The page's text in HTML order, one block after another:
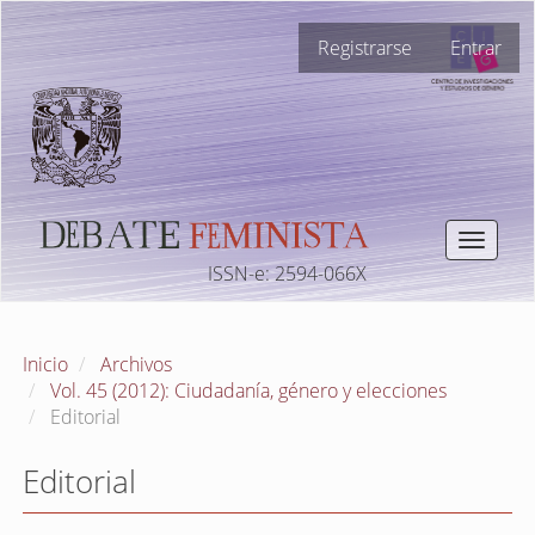
Navegación
principal
Contenido
principal
Barra
lateral
Registrarse Entrar
Toggle
ISSN-e: 2594-066X
Inicio
Archivos
Vol. 45 (2012): Ciudadanía, género y elecciones
Editorial
Editorial